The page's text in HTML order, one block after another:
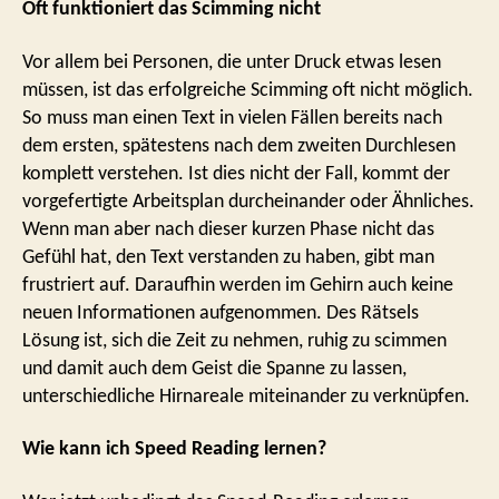
Oft funktioniert das Scimming nicht
Vor allem bei Personen, die unter Druck etwas lesen
müssen, ist das erfolgreiche Scimming oft nicht möglich.
So muss man einen Text in vielen Fällen bereits nach
dem ersten, spätestens nach dem zweiten Durchlesen
komplett verstehen. Ist dies nicht der Fall, kommt der
vorgefertigte Arbeitsplan durcheinander oder Ähnliches.
Wenn man aber nach dieser kurzen Phase nicht das
Gefühl hat, den Text verstanden zu haben, gibt man
frustriert auf. Daraufhin werden im Gehirn auch keine
neuen Informationen aufgenommen. Des Rätsels
Lösung ist, sich die Zeit zu nehmen, ruhig zu scimmen
und damit auch dem Geist die Spanne zu lassen,
unterschiedliche Hirnareale miteinander zu verknüpfen.
Wie kann ich Speed Reading lernen?